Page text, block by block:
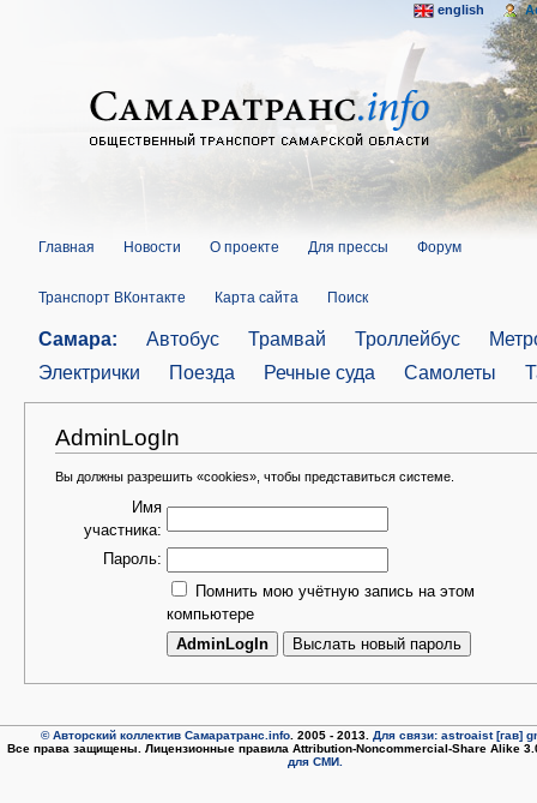
Главная Новости О проекте Для прессы Форум
Транспорт ВКонтакте Карта сайта Поиск
Самара: Автобус Трамвай Троллейбус
Электрички
Поезда Речные суда Самолеты
AdminLogIn
Вы должны разрешить «cookies», чтобы представиться системе.
Имя
участника:
Пароль:
Помнить мою учётную запись на этом
компьютере
english
© Авторский коллектив Самаратранс.info. 2005 - 2013. Для связи: astroaist [гав]
Все права защищены. Лицензионные правила Attribution-Noncommercial-Share Alike
для СМИ.